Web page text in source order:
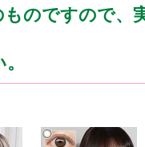
のですので、